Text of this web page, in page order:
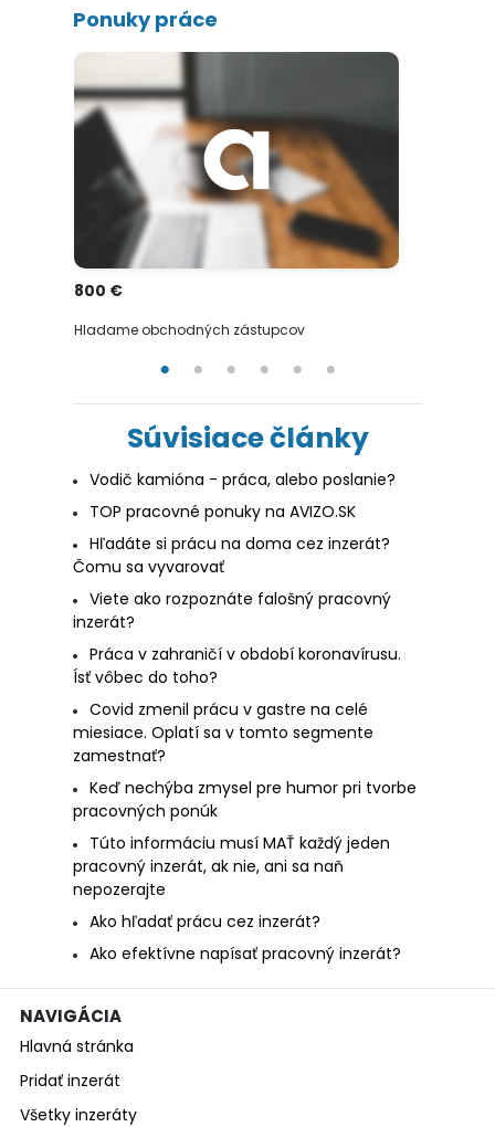
Ponuky práce
800 €
Hladame obchodných zástupcov
Súvisiace články
Vodič kamióna - práca, alebo poslanie?
TOP pracovné ponuky na AVIZO.SK
Hľadáte si prácu na doma cez inzerát?
Čomu sa vyvarovať
Viete ako rozpoznáte falošný pracovný
inzerát?
Práca v zahraničí v období koronavírusu.
Ísť vôbec do toho?
Covid zmenil prácu v gastre na celé
miesiace. Oplatí sa v tomto segmente
zamestnať?
Keď nechýba zmysel pre humor pri tvorbe
pracovných ponúk
Túto informáciu musí MAŤ každý jeden
pracovný inzerát, ak nie, ani sa naň
nepozerajte
Ako hľadať prácu cez inzerát?
Ako efektívne napísať pracovný inzerát?
NAVIGÁCIA
Hlavná stránka
Pridať inzerát
Všetky inzeráty